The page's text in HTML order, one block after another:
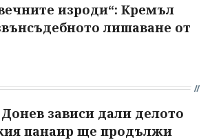
изроди“: Кремъл
лишаване от
зависи дали делото
панаир ще продължи